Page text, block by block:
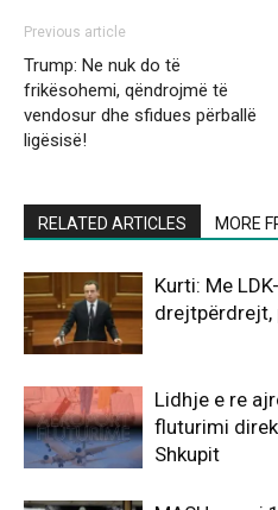
Previous article
Trump: Ne nuk do të
frikësohemi, qëndrojmë të
vendosur dhe sfidues përballë
ligësisë!
RELATED ARTICLES MORE
Kurti: Me
drejtpërdrejt,
Lidhje e re
fluturimi
Shkupit